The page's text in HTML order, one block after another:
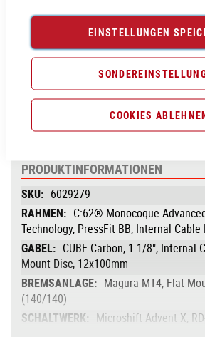
EINSTELLUNGEN
COOKIES
Vergleichsliste:
PRODUKTINFORMATIONEN
Produktinformationen
6029279
C:62® Monocoque
Technology, PressFit BB, Internal Cable
CUBE Carbon, 1 1/8", Internal
Mount Disc, 12x100mm
Magura MT4, Flat
(140/140)
Microshift Advent X,